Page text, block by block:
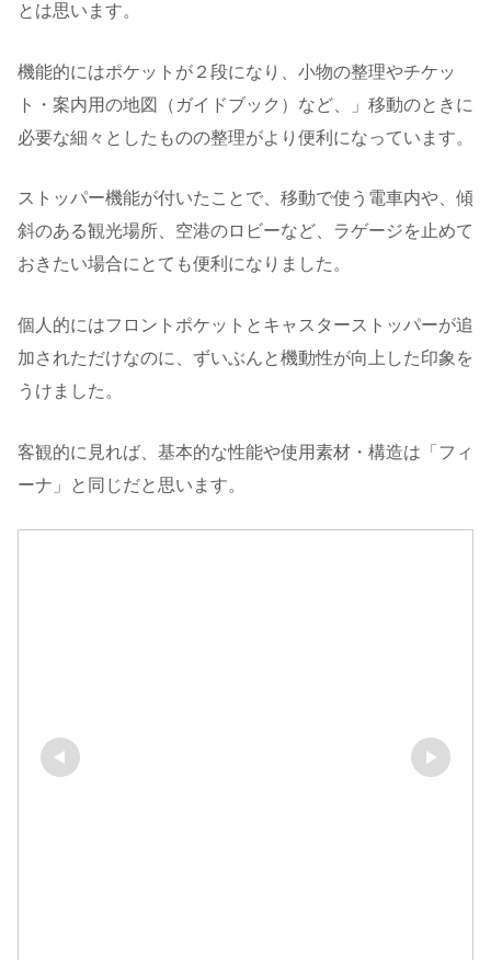
とは思います。
機能的にはポケットが２段になり、小物の整理やチケッ
ト・案内用の地図（ガイドブック）など、」移動のときに
必要な細々としたものの整理がより便利になっています。
ストッパー機能が付いたことで、移動で使う電車内や、傾
斜のある観光場所、空港のロビーなど、ラゲージを止めて
おきたい場合にとても便利になりました。
個人的にはフロントポケットとキャスターストッパーが追
加されただけなのに、ずいぶんと機動性が向上した印象を
うけました。
客観的に見れば、基本的な性能や使用素材・構造は「フィ
ーナ」と同じだと思います。